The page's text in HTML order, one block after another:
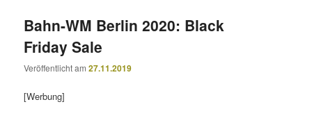
Bahn-WM Berlin 2020: Black
Friday Sale
Veröffentlicht am27.11.2019
[Werbung]